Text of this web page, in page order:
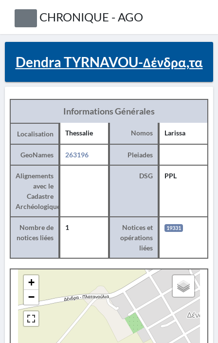
CHRONIQUE - AGO
Dendra TYRNAVOU-Δένδρα,τα
Informations Générales
Localisation Thessalie Nomos Larissa
GeoNames 263196 Pleiades
Alignements
avec le
Cadastre
Archéologique
DSG PPL
Nombre de
notices liées
1
Notices et
opérations
liées
19331
+
−